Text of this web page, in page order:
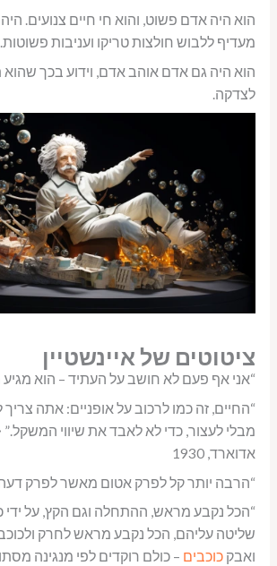
הוא היה אדם פשוט, והוא חי חיים צנועים.
מעדיף ללבוש חולצות טריקו ועניבות פשוטות.
הוא היה גם אדם אוהב אדם, וידוע בכך
לצדקה.
ציטוטים של איינשטיין
“אני אף פעם לא חושב על העתיד – הוא
“החיים, זה כמו לרכוב על אופניים: אתה
מבלי לעצור, כדי לא לאבד את שיווי
אדוארד, 1930
“הרבה יותר קל לפרק אטום מאשר לפרק
“הכל נקבע מראש, ההתחלה וגם הקץ, על ידי
שליטה עליהם, הכל נקבע מראש לחרק
ואבק כוכבים – כולם רוקדים לפי מנגינה